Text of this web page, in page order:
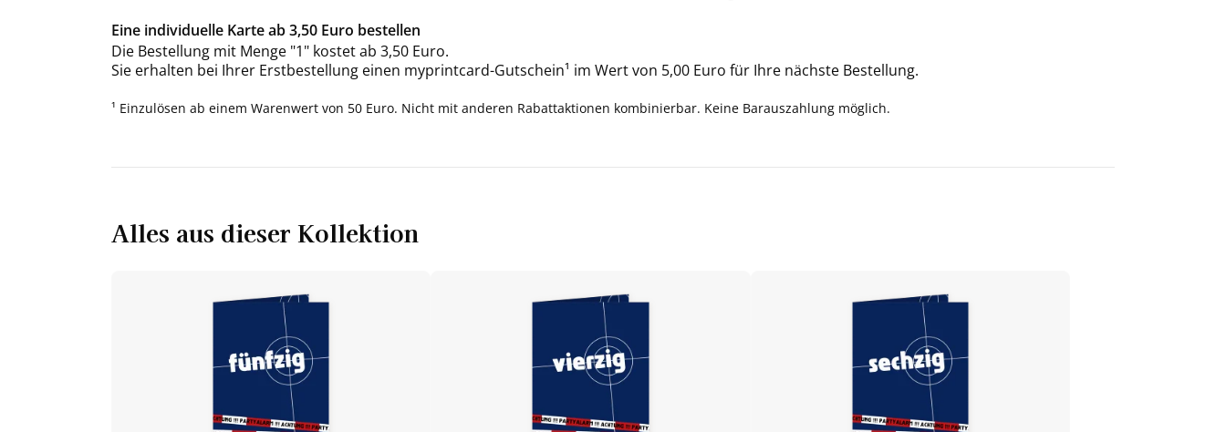
Eine individuelle Karte ab 3,50 Euro bestellen
Die Bestellung mit Menge "1" kostet ab 3,50 Euro.
Sie erhalten bei Ihrer Erstbestellung einen myprintcard-Gutschein¹ im Wert von 5,00 Euro für Ihre nächste Bestellung.
¹ Einzulösen ab einem Warenwert von 50 Euro. Nicht mit anderen Rabattaktionen kombinierbar. Keine Barauszahlung möglich.
Alles aus dieser Kollektion